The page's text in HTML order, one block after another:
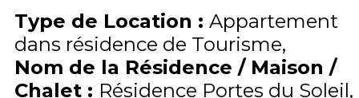
Type de Location : Appartement
dans résidence de Tourisme
Nom de la Résidence / Maison /
Chalet : Résidence Portes du Soleil